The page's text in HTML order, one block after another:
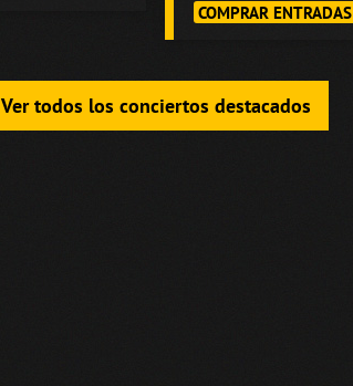
COMPRAR ENTRADAS
Ver todos los conciertos destacados